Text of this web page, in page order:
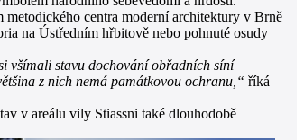
centra moderní architektury v Brně
na Ústředním hřbitově nebo pohnuté osudy
všímali stavu dochování obřadních síní
z nich nemá památkovou ochranu,“ říká
v areálu vily Stiassni také dlouhodobě